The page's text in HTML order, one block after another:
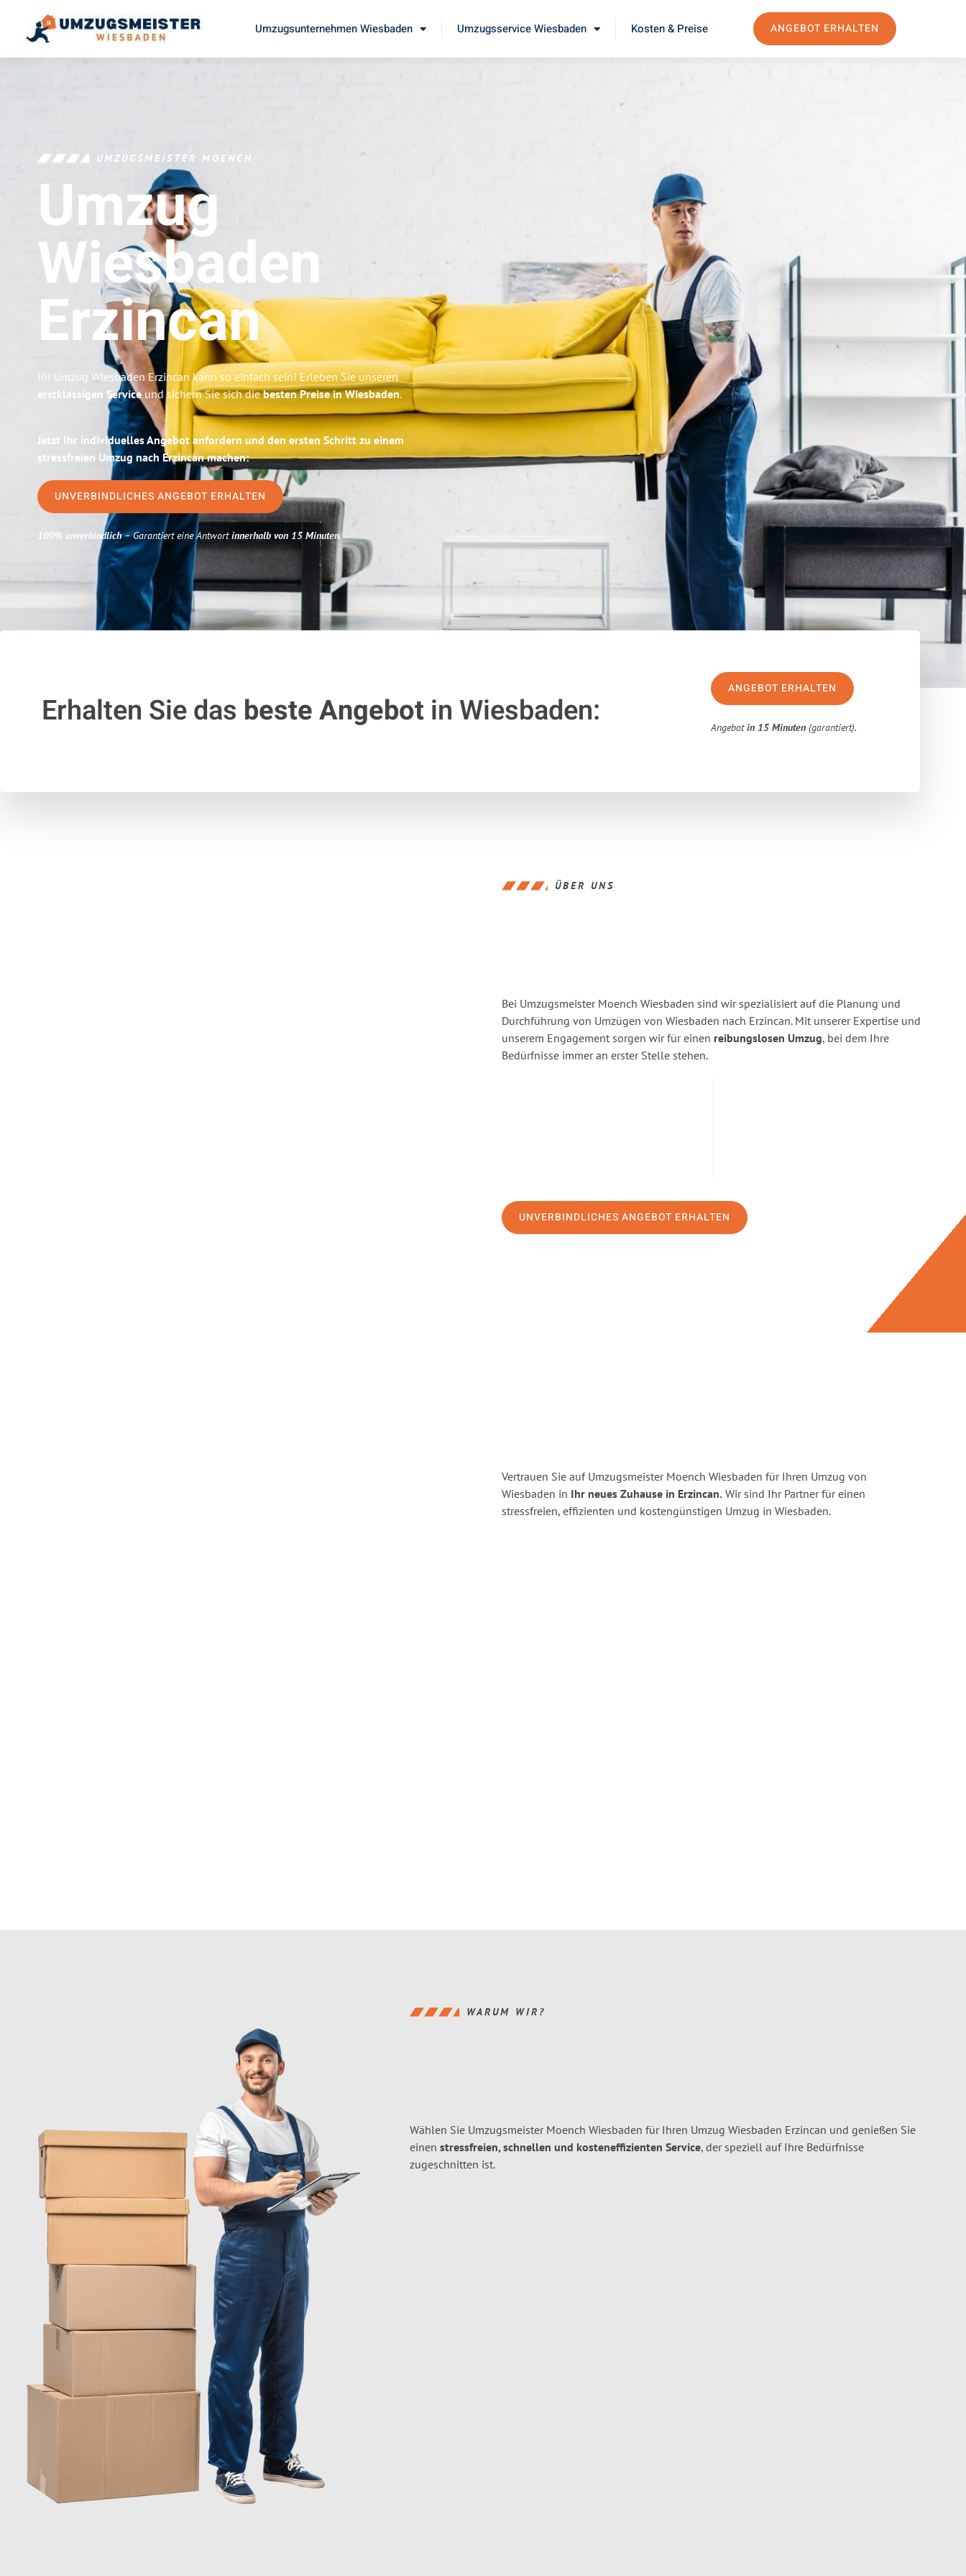
Umzugsunternehmen Wiesbaden Umzugsservice Wiesbaden Kosten & Preise ANGEBOT ERHALTEN
UMZUGSMEISTER MOENCH
Umzug
Wiesbaden
Erzincan
Ihr Umzug Wiesbaden Erzincan kann so einfach sein! Erleben Sie unseren
erstklassigen Serviceund sichern Sie sich diebesten Preise in Wiesbaden.
Jetzt Ihr individuelles Angebot anfordern und den ersten Schritt zu einem
stressfreien Umzug nach Erzincan machen:
UNVERBINDLICHES ANGEBOT ERHALTEN
100% unverbindlich– Garantiert eine Antwortinnerhalb von 15 Minuten.
Erhalten Sie das beste Angebotin Wiesbaden:
ANGEBOT ERHALTEN
Angebotin 15 Minuten (garantiert).
ÜBER UNS
Bei Umzugsmeister Moench Wiesbaden sind wir spezialisiert auf die Planung und
Durchführung von Umzügen von Wiesbaden nach Erzincan. Mit unserer Expertise und
unserem Engagement sorgen wir für einen reibungslosen Umzug, bei dem Ihre
Bedürfnisse immer an erster Stelle stehen.
UNVERBINDLICHES ANGEBOT ERHALTEN
Vertrauen Sie auf Umzugsmeister Moench Wiesbaden für Ihren Umzug von
Wiesbaden in Ihr neues Zuhause in Erzincan. Wir sind Ihr Partner für einen
stressfreien, effizienten und kostengünstigen Umzug in Wiesbaden.
WARUM WIR?
Wählen Sie Umzugsmeister Moench Wiesbaden für Ihren Umzug Wiesbaden Erzincan und genießen Sie
einen stressfreien, schnellen und kosteneffizienten Service, der speziell auf Ihre Bedürfnisse
zugeschnitten ist.